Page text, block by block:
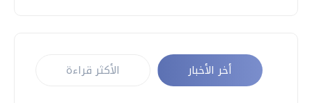
أخر الأخبار الأكثر قراءة